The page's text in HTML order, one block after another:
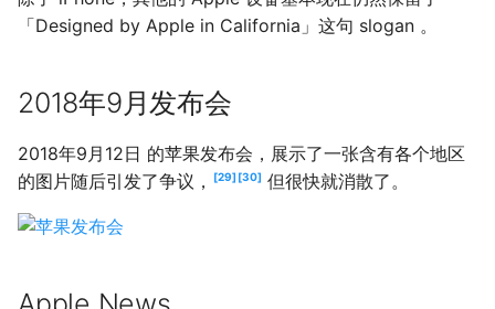
「Designed by Apple in California」这句 slogan 。
2018年9月发布会
2018年9月12日 的苹果发布会，展示了一张含有各个地区
的图片随后引发了争议，
29 30 但很快就消散了。